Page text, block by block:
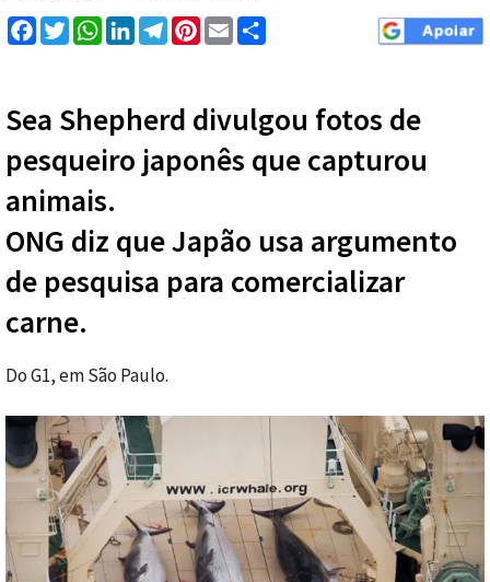
Facebook
TwitterWhatsApp
LinkedInTelegram
Pinterest
Email
Sea Shepherd divulgou fotos de
pesqueiro japonês que capturou
animais.
ONG diz que Japão usa argumento
de pesquisa para comercializar
carne.
Do G1, em São Paulo.